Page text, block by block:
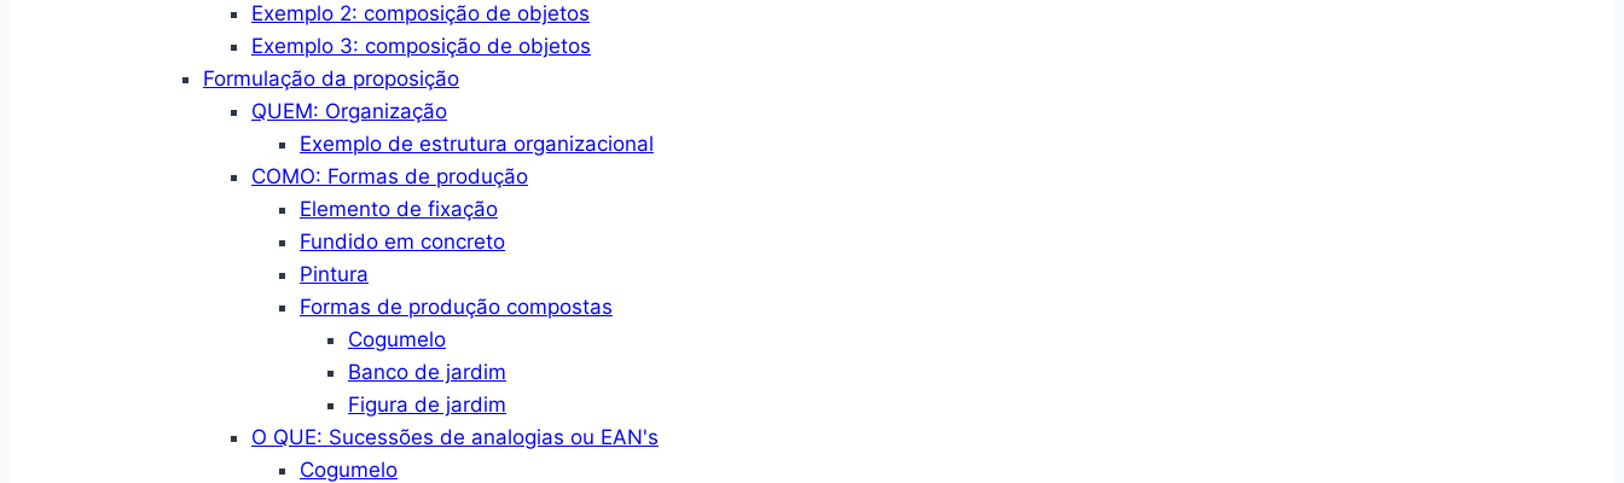
Exemplo 2: composição de objetos
Exemplo 3: composição de objetos
Formulação da proposição
QUEM: Organização
Exemplo de estrutura organizacional
COMO: Formas de produção
Elemento de fixação
Fundido em concreto
Pintura
Formas de produção compostas
Cogumelo
Banco de jardim
Figura de jardim
O QUE: Sucessões de analogias ou EAN's
Cogumelo